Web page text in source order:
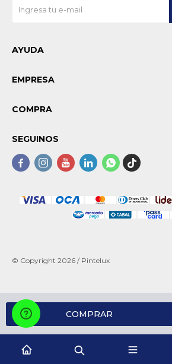
COMPRAR
AYUDA
EMPRESA
COMPRA
SEGUINOS
    
© Copyright 2026 / Pintelux